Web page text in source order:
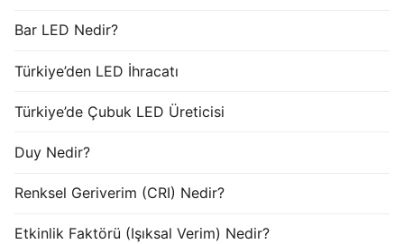
Bar LED Nedir?
Türkiye’den LED İhracatı
Türkiye’de Çubuk LED Üreticisi
Duy Nedir?
Renksel Geriverim (CRI) Nedir?
Etkinlik Faktörü (Işıksal Verim) Nedir?